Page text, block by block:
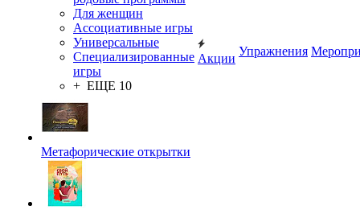
Для женщин
Ассоциативные игры
Универсальные
Специализированные
игры
+ ЕЩЕ 10
Метафорические открытки
Акции
Упражнения